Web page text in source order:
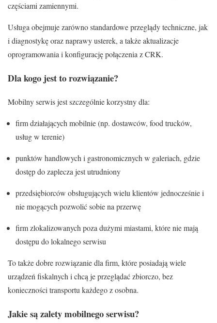
częściami zamiennymi.
Usługa obejmuje zarówno standardowe przeglądy techniczne, jak
i diagnostykę oraz naprawy usterek, a także aktualizacje
oprogramowania i konfigurację połączenia z CRK.
Dla kogo jest to rozwiązanie?
Mobilny serwis jest szczególnie korzystny dla:
firm działających mobilnie (np. dostawców, food trucków,
usług w terenie)
punktów handlowych i gastronomicznych w galeriach, gdzie
dostęp do zaplecza jest utrudniony
przedsiębiorców obsługujących wielu klientów jednocześnie i
nie mogących pozwolić sobie na przerwę
firm zlokalizowanych poza dużymi miastami, które nie mają
dostępu do lokalnego serwisu
To także dobre rozwiązanie dla firm, które posiadają wiele
urządzeń fiskalnych i chcą je przeglądać zbiorczo, bez
konieczności transportu każdego z osobna.
Jakie są zalety mobilnego serwisu?